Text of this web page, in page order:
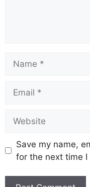
Save my name,
for the next time I